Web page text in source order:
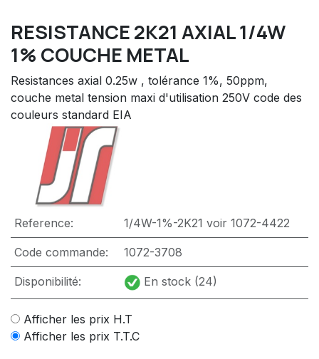
RESISTANCE 2K21 AXIAL 1/4W
1% COUCHE METAL
Resistances axial 0.25w , tolérance 1%, 50ppm,
couche metal tension maxi d'utilisation 250V code des
couleurs standard EIA
Reference: 1/4W-1%-2K21 voir 1072-4422
Code commande: 1072-3708
Disponibilité: En stock (24)
Afficher les prix H.T
Afficher les prix T.T.C